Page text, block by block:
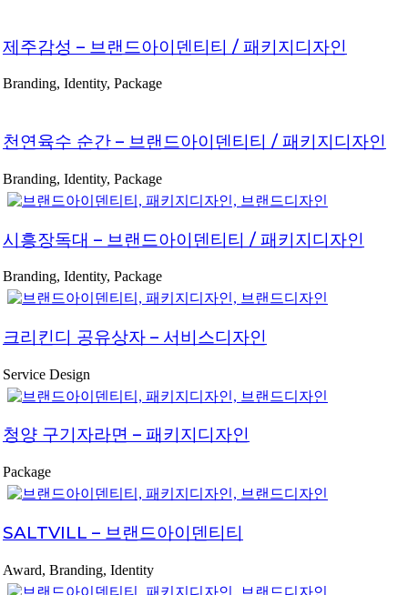
제주감성 – 브랜드아이덴티티 / 패키지디자인
Branding, Identity, Package
천연육수 순간 – 브랜드아이덴티티 / 패키지디자인
Branding, Identity, Package
시흥장독대 – 브랜드아이덴티티 / 패키지디자인
Branding, Identity, Package
크리킨디 공유상자 – 서비스디자인
Service Design
청양 구기자라면 – 패키지디자인
Package
SALTVILL – 브랜드아이덴티티
Award, Branding, Identity